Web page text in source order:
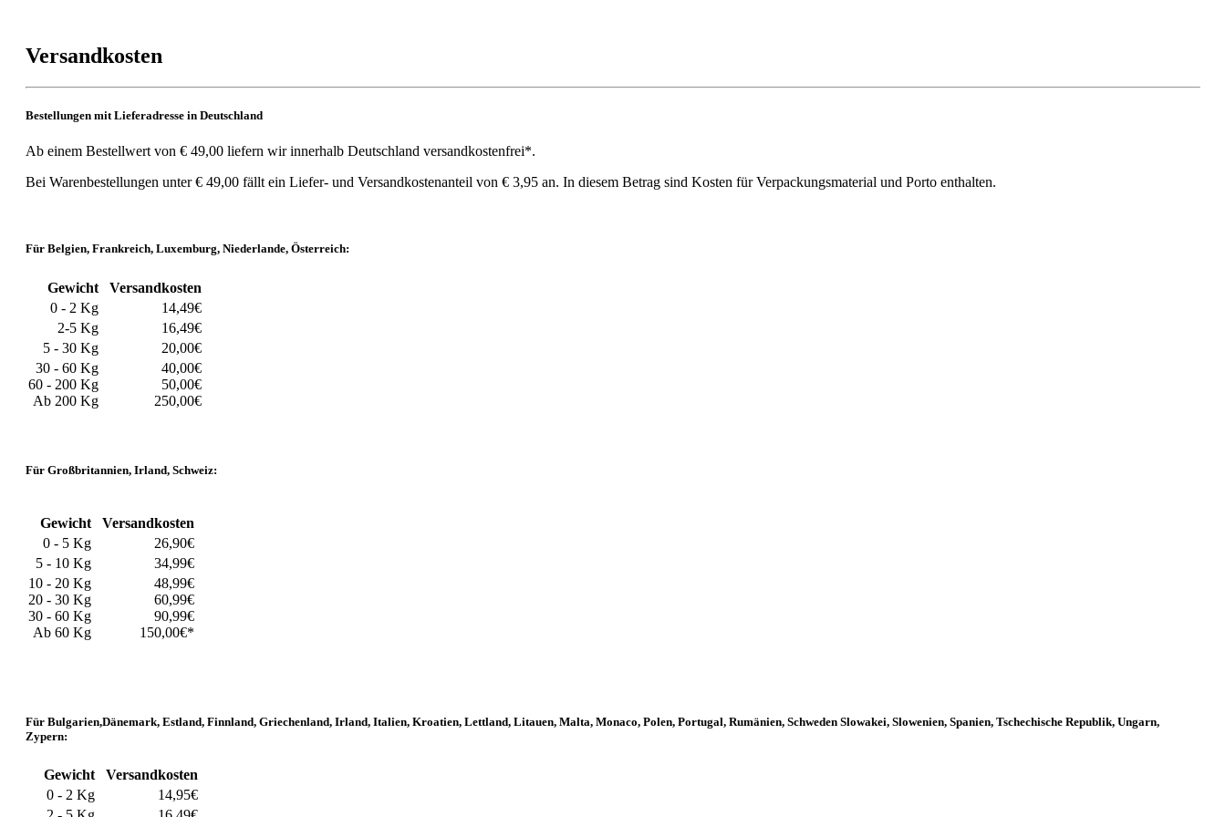
Versandkosten
Bestellungen mit Lieferadresse in Deutschland
Ab einem Bestellwert von € 49,00 liefern wir innerhalb Deutschland versandkostenfrei*.
Bei Warenbestellungen unter € 49,00 fällt ein Liefer- und Versandkostenanteil von € 3,95 an. In diesem Betrag sind Kosten für Verpackungsmaterial und Porto enthalten.
Für Belgien, Frankreich, Luxemburg, Niederlande, Österreich:
Gewicht
Versandkosten
0 - 2 Kg
14,49€
2-5 Kg
16,49€
5 - 30 Kg
20,00€
30 - 60 Kg
60 - 200 Kg
Ab 200 Kg
40,00€
50,00€
250,00€
Für Großbritannien, Irland, Schweiz:
Gewicht
Versandkosten
0 - 5 Kg
26,90€
5 - 10 Kg
34,99€
10 - 20 Kg
20 - 30 Kg
30 - 60 Kg
Ab 60 Kg
48,99€
60,99€
90,99€
150,00€*
Für Bulgarien,Dänemark, Estland, Finnland, Griechenland, Irland, Italien, Kroatien, Lettland, Litauen, Malta, Monaco, Polen, Portugal, Rumänien, Schweden Slowakei, Slowenien, Spanien, Tschechische Republik, Ungarn,
Zypern:
Gewicht
Versandkosten
0 - 2 Kg
14,95€